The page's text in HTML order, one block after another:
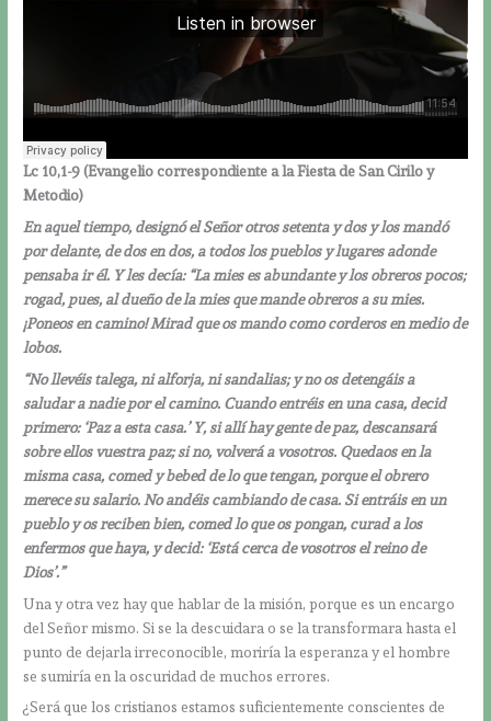
Lc 10,1-9 (Evangelio correspondiente a la Fiesta de San Cirilo y
Metodio)
En aquel tiempo, designó el Señor otros setenta y dos y los mandó
por delante, de dos en dos, a todos los pueblos y lugares adonde
pensaba ir él. Y les decía: “La mies es abundante y los obreros pocos;
rogad, pues, al dueño de la mies que mande obreros a su mies.
¡Poneos en camino! Mirad que os mando como corderos en medio de
lobos.
“No llevéis talega, ni alforja, ni sandalias; y no os detengáis a
saludar a nadie por el camino. Cuando entréis en una casa, decid
primero: ‘Paz a esta casa.’ Y, si allí hay gente de paz, descansará
sobre ellos vuestra paz; si no, volverá a vosotros. Quedaos en la
misma casa, comed y bebed de lo que tengan, porque el obrero
merece su salario. No andéis cambiando de casa. Si entráis en un
pueblo y os reciben bien, comed lo que os pongan, curad a los
enfermos que haya, y decid: ‘Está cerca de vosotros el reino de
Dios’.”
Una y otra vez hay que hablar de la misión, porque es un encargo
del Señor mismo. Si se la descuidara o se la transformara hasta el
punto de dejarla irreconocible, moriría la esperanza y el hombre
se sumiría en la oscuridad de muchos errores.
¿Será que los cristianos estamos suficientemente conscientes de